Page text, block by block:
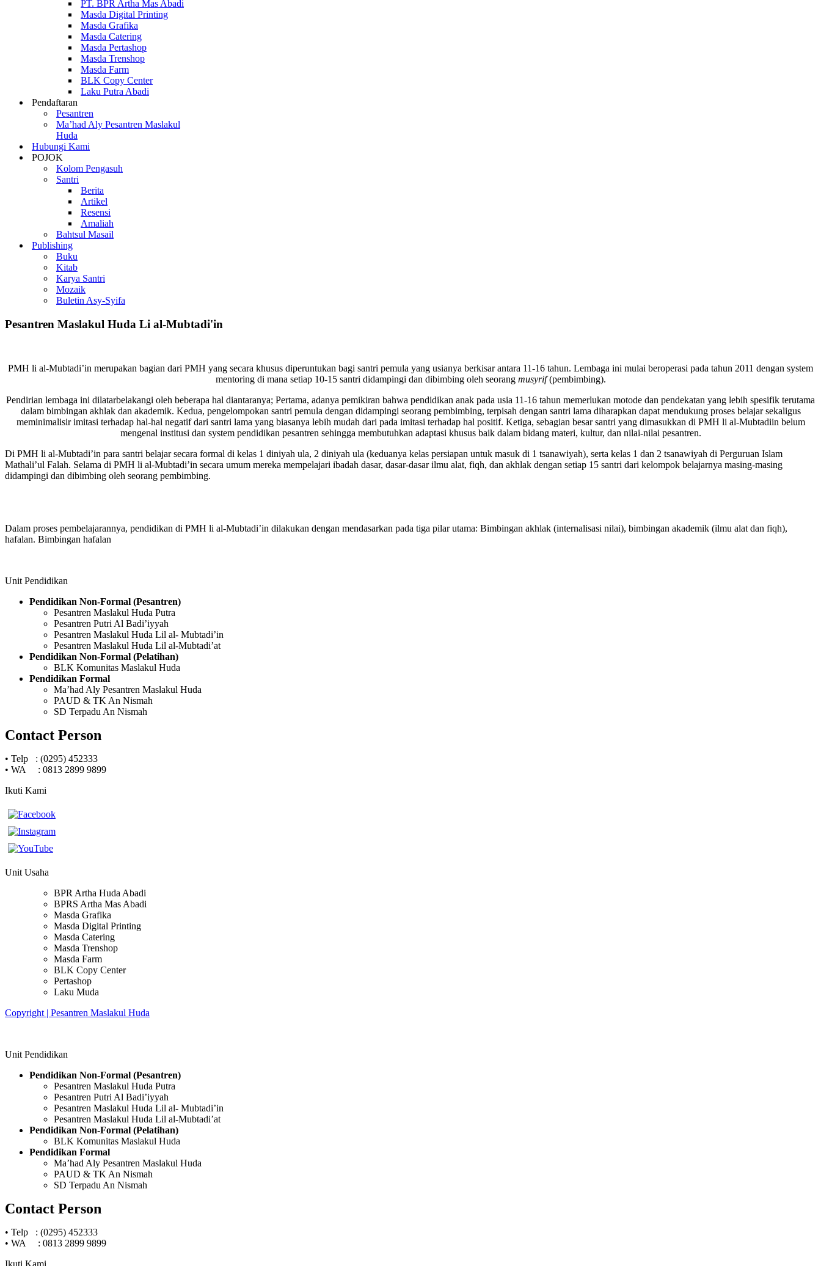
PT. BPR Artha Mas Abadi
Masda Digital Printing
Masda Grafika
Masda Catering
Masda Pertashop
Masda Trenshop
Masda Farm
BLK Copy Center
Laku Putra Abadi
Pendaftaran
Pesantren
Ma’had Aly Pesantren Maslakul
Huda
Hubungi Kami
POJOK
Kolom Pengasuh
Santri
Berita
Artikel
Resensi
Amaliah
Bahtsul Masail
Publishing
Buku
Kitab
Karya Santri
Mozaik
Buletin Asy-Syifa
Pesantren Maslakul Huda Li al-Mubtadi'in
PMH li al-Mubtadi’in merupakan bagian dari PMH yang secara khusus diperuntukan bagi santri pemula yang usianya berkisar antara 11-16 tahun. Lembaga ini mulai beroperasi pada tahun 2011 dengan system
mentoring di mana setiap 10-15 santri didampingi dan dibimbing oleh seorang musyrif(pembimbing).
Pendirian lembaga ini dilatarbelakangi oleh beberapa hal diantaranya; Pertama, adanya pemikiran bahwa pendidikan anak pada usia 11-16 tahun memerlukan motode dan pendekatan yang lebih spesifik terutama
dalam bimbingan akhlak dan akademik. Kedua, pengelompokan santri pemula dengan didampingi seorang pembimbing, terpisah dengan santri lama diharapkan dapat mendukung proses belajar sekaligus
meminimalisir imitasi terhadap hal-hal negatif dari santri lama yang biasanya lebih mudah dari pada imitasi terhadap hal positif. Ketiga, sebagian besar santri yang dimasukkan di PMH li al-Mubtadiin belum
mengenal institusi dan system pendidikan pesantren sehingga membutuhkan adaptasi khusus baik dalam bidang materi, kultur, dan nilai-nilai pesantren.
Di PMH li al-Mubtadi’in para santri belajar secara formal di kelas 1 diniyah ula, 2 diniyah ula (keduanya kelas persiapan untuk masuk di 1 tsanawiyah), serta kelas 1 dan 2 tsanawiyah di Perguruan Islam
Mathali’ul Falah. Selama di PMH li al-Mubtadi’in secara umum mereka mempelajari ibadah dasar, dasar-dasar ilmu alat, fiqh, dan akhlak dengan setiap 15 santri dari kelompok belajarnya masing-masing
didampingi dan dibimbing oleh seorang pembimbing.
Dalam proses pembelajarannya, pendidikan di PMH li al-Mubtadi’in dilakukan dengan mendasarkan pada tiga pilar utama: Bimbingan akhlak (internalisasi nilai), bimbingan akademik (ilmu alat dan fiqh),
hafalan. Bimbingan hafalan
Unit Pendidikan
Pendidikan Non-Formal (Pesantren)
Pesantren Maslakul Huda Putra
Pesantren Putri Al Badi’iyyah
Pesantren Maslakul Huda Lil al- Mubtadi’in
Pesantren Maslakul Huda Lil al-Mubtadi’at
Pendidikan Non-Formal (Pelatihan)
BLK Komunitas Maslakul Huda
Pendidikan Formal
Ma’had Aly Pesantren Maslakul Huda
PAUD & TK An Nismah
SD Terpadu An Nismah
Contact Person
• Telp : (0295) 452333
• WA : 0813 2899 9899
Ikuti Kami
Unit Usaha
BPR Artha Huda Abadi
BPRS Artha Mas Abadi
Masda Grafika
Masda Digital Printing
Masda Catering
Masda Trenshop
Masda Farm
BLK Copy Center
Pertashop
Laku Muda
Copyright | Pesantren Maslakul Huda
Unit Pendidikan
Pendidikan Non-Formal (Pesantren)
Pesantren Maslakul Huda Putra
Pesantren Putri Al Badi’iyyah
Pesantren Maslakul Huda Lil al- Mubtadi’in
Pesantren Maslakul Huda Lil al-Mubtadi’at
Pendidikan Non-Formal (Pelatihan)
BLK Komunitas Maslakul Huda
Pendidikan Formal
Ma’had Aly Pesantren Maslakul Huda
PAUD & TK An Nismah
SD Terpadu An Nismah
Contact Person
• Telp : (0295) 452333
• WA : 0813 2899 9899